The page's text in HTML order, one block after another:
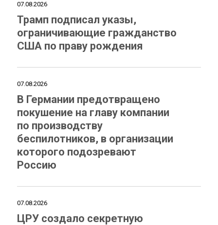
07.08.2026
Трамп подписал указы,
ограничивающие гражданство
США по праву рождения
07.08.2026
В Германии предотвращено
покушение на главу компании
по производству
беспилотников, в организации
которого подозревают
Россию
07.08.2026
ЦРУ создало секретную